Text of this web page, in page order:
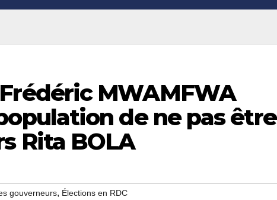
MWAMFWA
de ne pas être
Rita BOLA
gouverneurs, Élections en RDC